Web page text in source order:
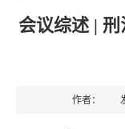
会议综述 |
作者： 发